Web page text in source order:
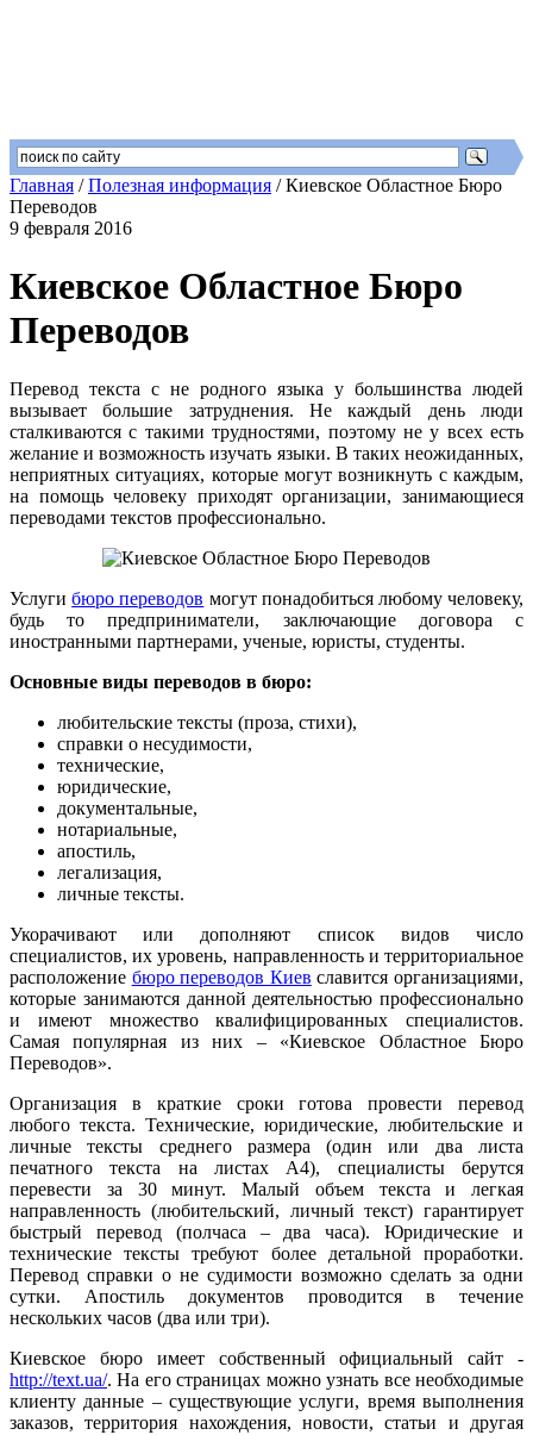
Главная /Полезная информация /Киевское Областное Бюро
Переводов
9 февраля 2016
Киевское Областное Бюро
Переводов
Перевод текста с не родного языка у большинства людей
вызывает большие затруднения. Не каждый день люди
сталкиваются с такими трудностями, поэтому не у всех есть
желание и возможность изучать языки. В таких неожиданных,
неприятных ситуациях, которые могут возникнуть с каждым,
на помощь человеку приходят организации, занимающиеся
переводами текстов профессионально.
Услугибюро переводов могут понадобиться любому человеку,
будь то предприниматели, заключающие договора с
иностранными партнерами, ученые, юристы, студенты.
Основные виды переводов в бюро:
любительские тексты (проза, стихи),
справки о несудимости,
технические,
юридические,
документальные,
нотариальные,
апостиль,
легализация,
личные тексты.
Укорачивают или дополняют список видов число
специалистов, их уровень, направленность и территориальное
расположение бюро переводов Киев славится организациями,
которые занимаются данной деятельностью профессионально
и имеют множество квалифицированных специалистов.
Самая популярная из них – «Киевское Областное Бюро
Переводов».
Организация в краткие сроки готова провести перевод
любого текста. Технические, юридические, любительские и
личные тексты среднего размера (один или два листа
печатного текста на листах A4), специалисты берутся
перевести за 30 минут. Малый объем текста и легкая
направленность (любительский, личный текст) гарантирует
быстрый перевод (полчаса – два часа). Юридические и
технические тексты требуют более детальной проработки.
Перевод справки о не судимости возможно сделать за одни
сутки. Апостиль документов проводится в течение
нескольких часов (два или три).
Киевское бюро имеет собственный официальный сайт -
http://text.ua/. На его страницах можно узнать все необходимые
клиенту данные – существующие услуги, время выполнения
заказов, территория нахождения, новости, статьи и другая